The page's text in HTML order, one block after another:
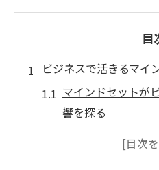
目
ビジネスで活きるマイ
マインドセットが
響を探る
自分らしいマイン